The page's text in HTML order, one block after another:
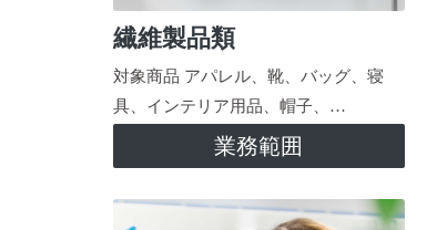
繊維製品類
対象商品 アパレル、靴、バッグ、寝
具、インテリア用品、帽子、…
業務範囲